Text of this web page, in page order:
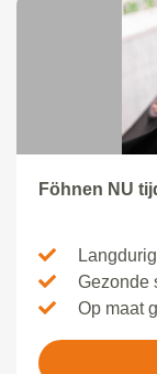
Föhnen NU
Gezonde
Op maat